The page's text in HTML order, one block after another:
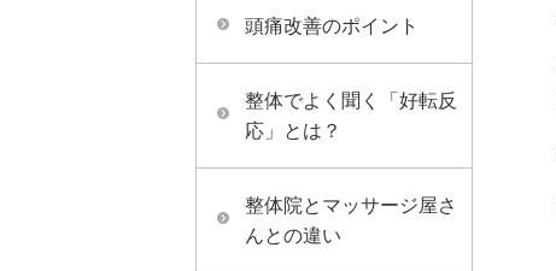
頭痛改善のポイント
整体でよく聞く「好転反
応」とは？
整体院とマッサージ屋さ
んとの違い